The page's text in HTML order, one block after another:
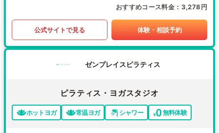
おすすめコース料金 3,278円
公式サイトで見る 体験・相談予約
ゼンプレイスピラティス
ピラティス・ヨガスタジオ
ホットヨガ 常温ヨガ シャワー 無料体験